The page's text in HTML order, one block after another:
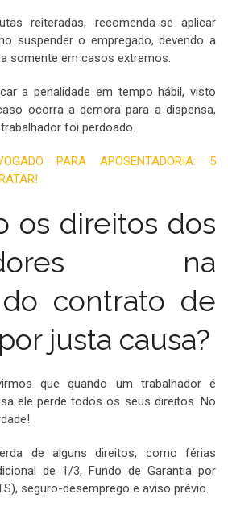
reiteradas, recomenda-se aplicar
suspender o empregado, devendo a
somente em casos extremos.
a penalidade em tempo hábil, visto
ocorra a demora para a dispensa,
foi perdoado.
PARA APOSENTADORIA: 5
os direitos dos
na
do contrato de
justa causa?
que quando um trabalhador é
ele perde todos os seus direitos. No
de alguns direitos, como férias
de 1/3, Fundo de Garantia por
seguro-desemprego e aviso prévio.